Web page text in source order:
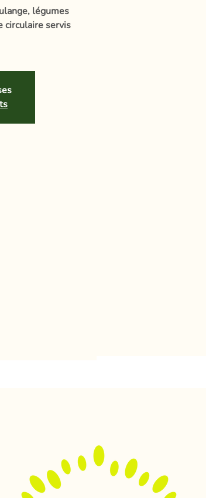
légumes
circulaire servis